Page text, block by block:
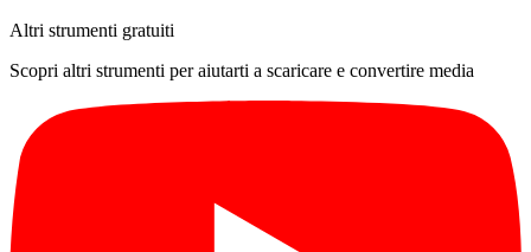
Altri strumenti gratuiti
Scopri altri strumenti per aiutarti a scaricare e convertire media